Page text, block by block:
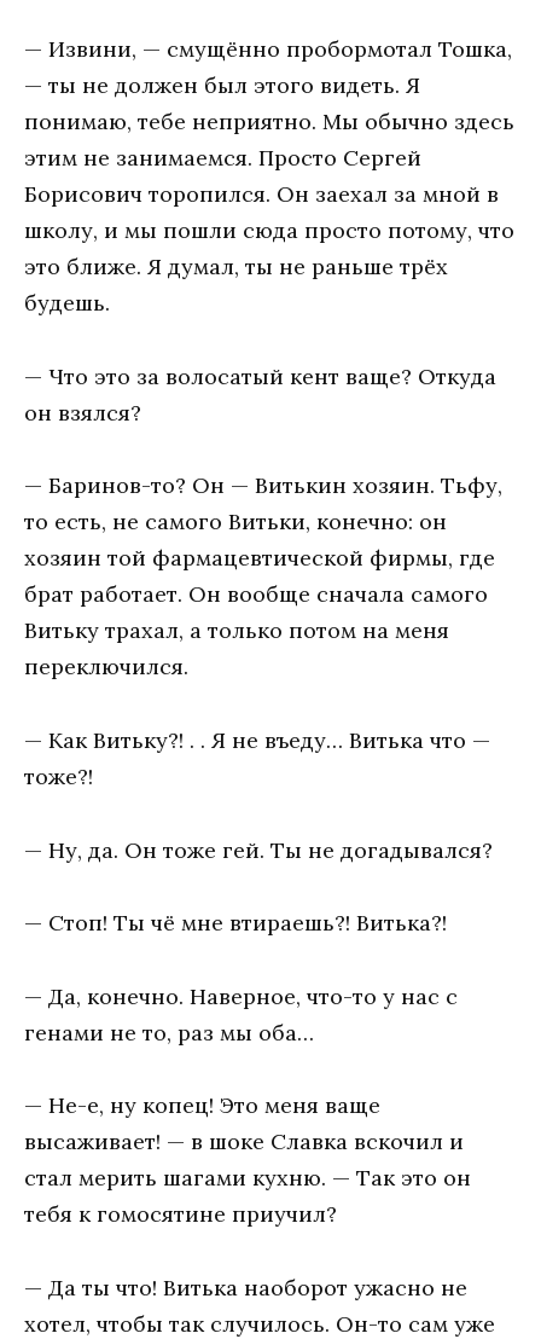
— Извини, — смущённо пробормотал Тошка,
— ты не должен был этого видеть. Я
понимаю, тебе неприятно. Мы обычно здесь
этим не занимаемся. Просто Сергей
Борисович торопился. Он заехал за мной в
школу, и мы пошли сюда просто потому, что
это ближе. Я думал, ты не раньше трёх
будешь.
— Что это за волосатый кент ваще? Откуда
он взялся?
— Баринов-то? Он — Витькин хозяин. Тьфу,
то есть, не самого Витьки, конечно: он
хозяин той фармацевтической фирмы, где
брат работает. Он вообще сначала самого
Витьку трахал, а только потом на меня
переключился.
— Как Витьку?! . . Я не въеду… Витька что —
тоже?!
— Ну, да. Он тоже гей. Ты не догадывался?
— Стоп! Ты чё мне втираешь?! Витька?!
— Да, конечно. Наверное, что-то у нас с
генами не то, раз мы оба…
— Не-е, ну копец! Это меня ваще
высаживает! — в шоке Славка вскочил и
стал мерить шагами кухню. — Так это он
тебя к гомосятине приучил?
— Да ты что! Витька наоборот ужасно не
хотел, чтобы так случилось. Он-то сам уже